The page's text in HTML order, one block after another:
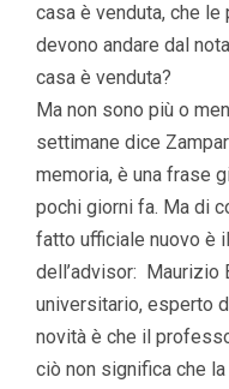
casa è venduta, che le
devono andare dal
casa è venduta?
Ma non sono più o
settimane dice
memoria, è una frase
pochi giorni fa. Ma di
fatto ufficiale nuovo è
dell’advisor:
universitario, esperto
novità è che il
ciò non significa che